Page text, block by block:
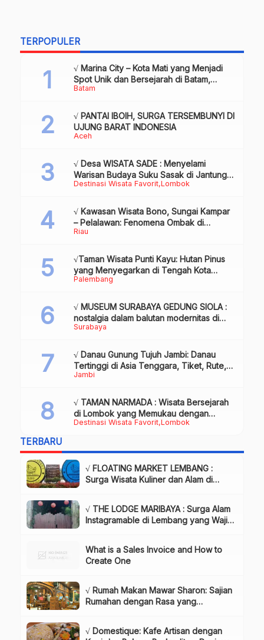
TERPOPULER
Batam
√ Marina City – Kota Mati yang Menjadi
Spot Unik dan Bersejarah di Batam,
Review & Info
Aceh
√ PANTAI IBOIH, SURGA TERSEMBUNYI DI
UJUNG BARAT INDONESIA
Destinasi Wisata Favorit Lombok
√ Desa WISATA SADE : Menyelami
Warisan Budaya Suku Sasak di Jantung
Lombok
Riau
√ Kawasan Wisata Bono, Sungai Kampar
– Pelalawan: Fenomena Ombak di
Tengah Sungai yang Mendunia, Review
Palembang
√Taman Wisata Punti Kayu: Hutan Pinus
yang Menyegarkan di Tengah Kota
Palembang
Surabaya
√ MUSEUM SURABAYA GEDUNG SIOLA :
nostalgia dalam balutan modernitas di
tengah kota pahlawan, Review & Info
Jambi
√ Danau Gunung Tujuh Jambi: Danau
Tertinggi di Asia Tenggara, Tiket, Rute,
Daya Tarik & Tips Lengkap
Destinasi Wisata Favorit Lombok
√ TAMAN NARMADA : Wisata Bersejarah
di Lombok yang Memukau dengan
Keindahan Alam & Budaya
TERBARU
√ FLOATING MARKET LEMBANG :
Surga Wisata Kuliner dan Alam di
√ THE LODGE MARIBAYA : Surga Alam
Instagramable di Lembang yang Wajib
What is a Sales Invoice and How to
Create One
√ Rumah Makan Mawar Sharon: Sajian
Rumahan dengan Rasa yang
√ Domestique: Kafe Artisan dengan